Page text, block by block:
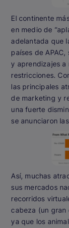
El continente
en medio de
adelantada que
países de
y aprendizajes a
restricciones.
las principales
de marketing y
una fuerte
se anunciaron
Así, muchas
sus mercados
recorridos
cabeza (un gran
ya que los